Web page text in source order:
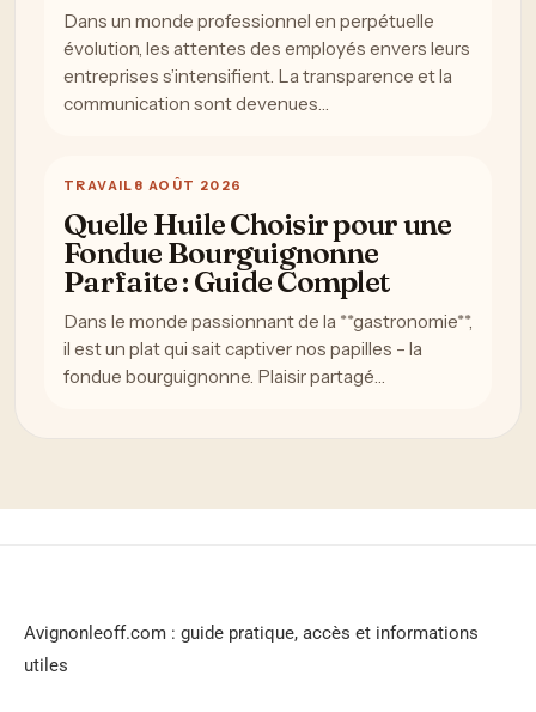
Dans un monde professionnel en perpétuelle
évolution, les attentes des employés envers leurs
entreprises s’intensifient. La transparence et la
communication sont devenues…
TRAVAIL 8 AOÛT 2026
Quelle Huile Choisir pour une
Fondue Bourguignonne
Parfaite : Guide Complet
Dans le monde passionnant de la **gastronomie**,
il est un plat qui sait captiver nos papilles – la
fondue bourguignonne. Plaisir partagé…
Avignonleoff.com : guide pratique, accès et informations
utiles